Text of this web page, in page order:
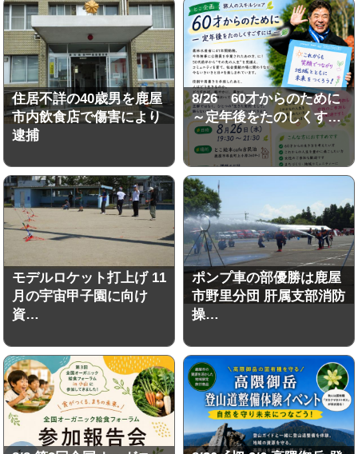
住居不詳の40歳男を鹿屋
市内飲食店で傷害により
逮捕
8/26 60才からのために
～定年後をたのしくす…
モデルロケット打上げ 11
月の宇宙甲子園に向け
資…
ポンプ車の部優勝は鹿屋
市野里分団 肝属支部消防
操…